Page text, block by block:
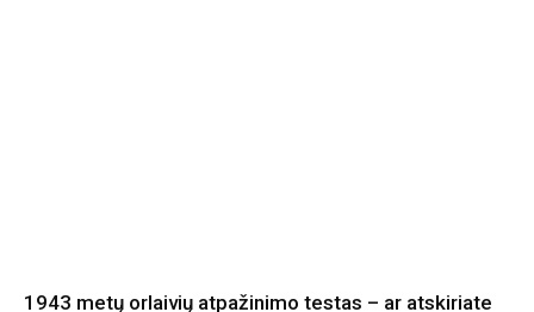
1943 metų orlaivių atpažinimo testas – ar atskiriate